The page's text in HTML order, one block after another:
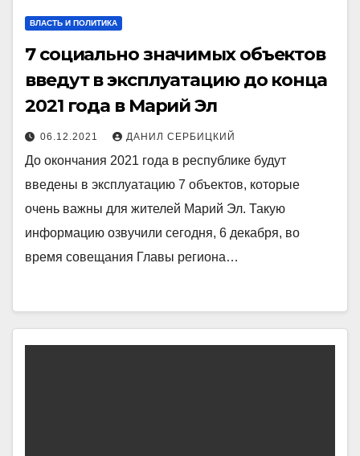
ВЛАСТЬ И ПОЛИТИКА
7 социально значимых объектов
введут в эксплуатацию до конца
2021 года в Марий Эл
06.12.2021 ДАНИЛ СЕРБИЦКИЙ
До окончания 2021 года в республике будут
введены в эксплуатацию 7 объектов, которые
очень важны для жителей Марий Эл. Такую
информацию озвучили сегодня, 6 декабря, во
время совещания Главы региона…